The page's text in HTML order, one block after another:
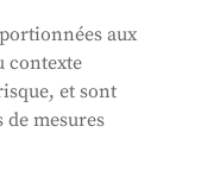
CLaiRK, édité par nous.
aux
contexte
et sont
de mesures